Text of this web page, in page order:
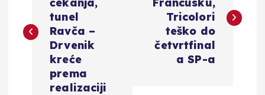
v
čekanja,
tunel
Ravča –
Drvenik
kreće
prema
realizaciji
Francusku,
Tricolori
teško do
četvrtfinal
a SP-a